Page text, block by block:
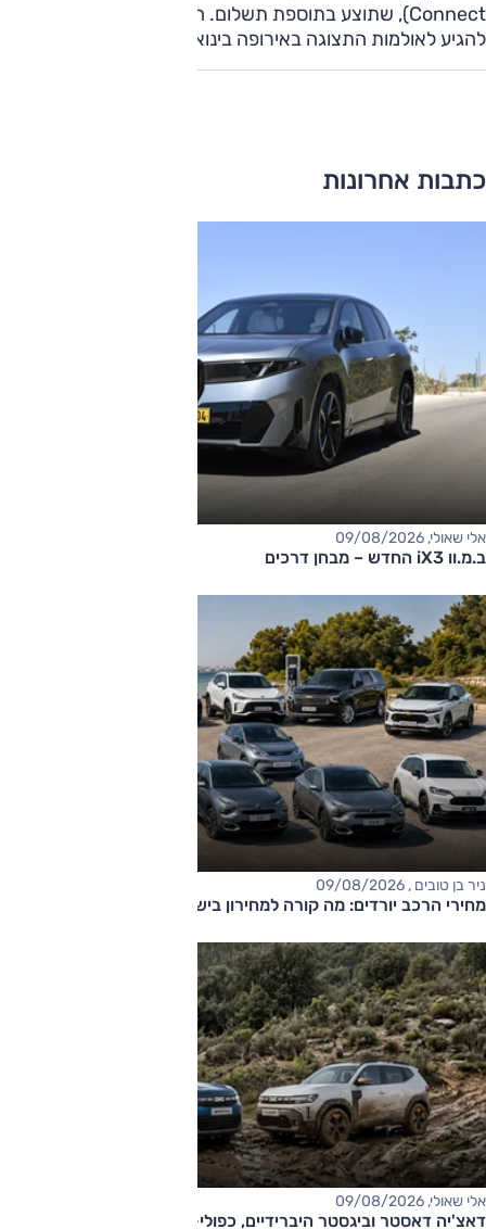
Connect), שתוצע בתוספת תשלום. הקורסה המחודשת צפויה
להגיע לאולמות התצוגה באירופה בינואר 2011.
כתבות אחרונות
אלי שאולי, 09/08/2026
ב.מ.וו iX3 החדש – מבחן דרכים
ניר בן טובים , 09/08/2026
מחירי הרכב יורדים: מה קורה למחירון בישראל?
אלי שאולי, 09/08/2026
דאצ'יה דאסטר וביגסטר היברידיים, כפולי-הנעה עם תיבה אוטומטית